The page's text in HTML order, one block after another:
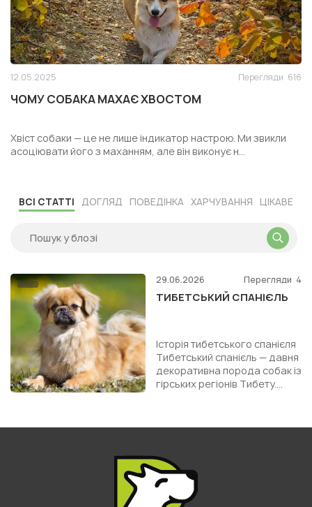
12.05.2025 Перегляди 616
ЧОМУ СОБАКА МАХАЄ ХВОСТОМ
Хвіст собаки — це не лише індикатор настрою. Ми звикли
асоціювати його з маханням, але він виконує н...
ВСІ СТАТТІ ДОГЛЯД ПОВЕДІНКА ХАРЧУВАННЯ ЦІКАВЕ
29.06.2026 Перегляди 4
ТИБЕТСЬКИЙ СПАНІЄЛЬ
Історія тибетського спанієля
Тибетський спанієль — давня
декоративна порода собак із
гірських регіонів Тибету.